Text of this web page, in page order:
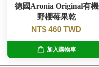
德國Aronia Original有機
野櫻莓果乾
NT$ 460 TWD
加入購物車